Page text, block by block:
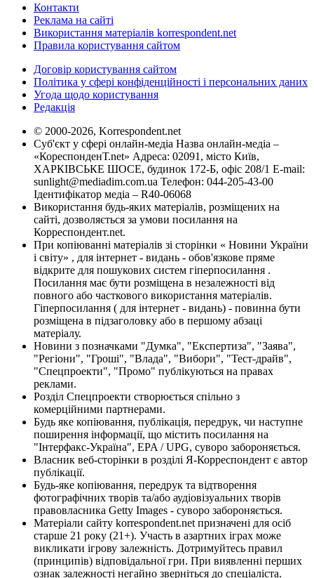
Контакти
Реклама на сайті
Використання матеріалів korrespondent.net
Правила користування сайтом
Договір користування сайтом
Політика у сфері конфіденційності і персональних даних
Угода щодо користування
Редакція
© 2000-2026, Korrespondent.net
Суб'єкт у сфері онлайн-медіа Назва онлайн-медіа –
«КореспонденТ.net» Адреса: 02091, місто Київ,
ХАРКІВСЬКЕ ШОСЕ, будинок 172-Б, офіс 208/1 E-mail:
sunlight@mediadim.com.ua Телефон: 044-205-43-00
Ідентифікатор медіа – R40-06068
Використання будь-яких матеріалів, розміщених на
сайті, дозволяється за умови посилання на
Корреспондент.net.
При копіюванні матеріалів зі сторінки « Новини України
і світу» , для інтернет - видань - обов'язкове пряме
відкрите для пошукових систем гіперпосилання .
Посилання має бути розміщена в незалежності від
повного або часткового використання матеріалів.
Гіперпосилання ( для інтернет - видань) - повинна бути
розміщена в підзаголовку або в першому абзаці
матеріалу.
Новини з позначками "Думка", "Експертиза", "Заява",
"Регіони", "Гроші", "Влада", "Вибори", "Тест-драйв",
"Спецпроекти", "Промо" публікуються на правах
реклами.
Розділ Спецпроекти створюється спільно з
комерційними партнерами.
Будь яке копіювання, публікація, передрук, чи наступне
поширення інформації, що містить посилання на
"Інтерфакс-Україна", EPA / UPG, суворо забороняється.
Власник веб-сторінки в розділі Я-Корреспондент є автор
публікації.
Будь-яке копіювання, передрук та відтворення
фотографічних творів та/або аудіовізуальних творів
правовласника Getty Images - суворо забороняється.
Матеріали сайту korrespondent.net призначені для осіб
старше 21 року (21+). Участь в азартних іграх може
викликати ігрову залежність. Дотримуйтесь правил
(принципів) відповідальної гри. При виявленні перших
ознак залежності негайно зверніться до спеціаліста.